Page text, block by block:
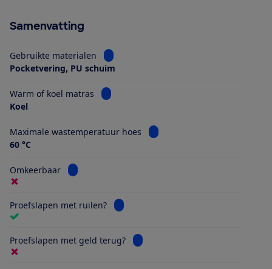
Samenvatting
Gebruikte materialen
Bekijk informatie voor Gebruikte
Pocketvering, PU schuim
Warm of koel matras
Bekijk informatie voor Warm of koel
Koel
Maximale wastemperatuur hoes
Bekijk informatie voor
60 °C
Omkeerbaar Bekijk informatie voor Omkeerbaar
Proefslapen met ruilen? Bekijk informatie voor Proefslapen
Proefslapen met geld terug? Bekijk informatie voor